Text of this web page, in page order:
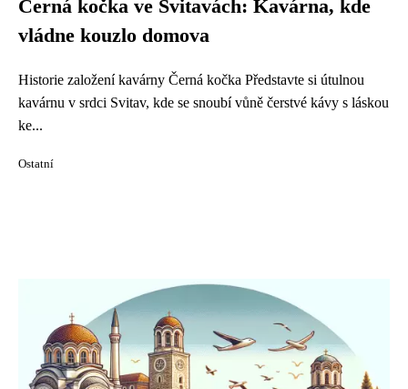
Černá kočka ve Svitavách: Kavárna, kde
vládne kouzlo domova
Historie založení kavárny Černá kočka Představte si útulnou
kavárnu v srdci Svitav, kde se snoubí vůně čerstvé kávy s láskou
ke...
Ostatní